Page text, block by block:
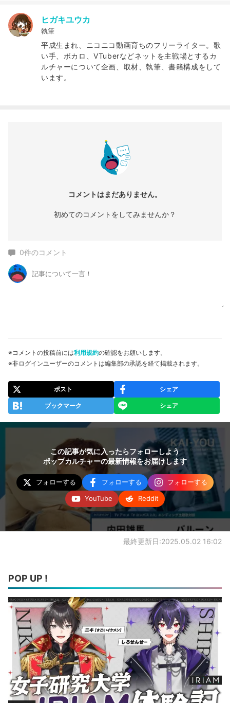
ヒガキユウカ
執筆
平成生まれ、ニコニコ動画育ちのフリーライター。歌
い手、ボカロ、VTuberなどネットを主戦場とするカ
ルチャーについて企画、取材、執筆、書籍構成をして
います。
コメントはまだありません。
初めてのコメントをしてみませんか？
0件のコメント
※コメントの投稿前には利用規約の確認をお願いします。
※非ログインユーザーのコメントは編集部の承認を経て掲載されます。
ポスト シェア
ブックマーク シェア
この記事が気に入ったらフォローしよう
ポップカルチャーの最新情報をお届けします
フォローする フォローする
フォローする
YouTube
Reddit
最終更新日:2025.05.02 16:02
POP UP !